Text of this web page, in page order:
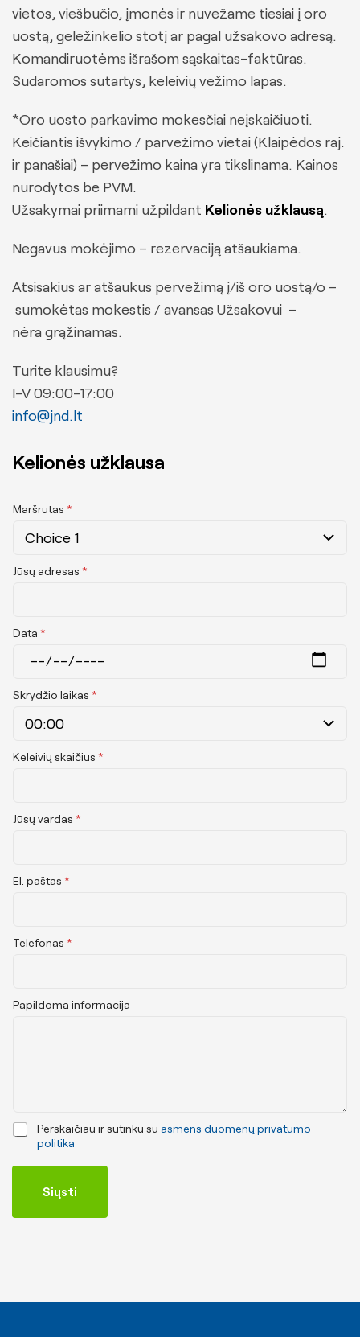
vietos, viešbučio, įmonės ir nuvežame tiesiai į oro
uostą, geležinkelio stotį ar pagal užsakovo adresą.
Komandiruotėms išrašom sąskaitas-faktūras.
Sudaromos sutartys, keleivių vežimo lapas.
*Oro uosto parkavimo mokesčiai neįskaičiuoti.
Keičiantis išvykimo / parvežimo vietai (Klaipėdos raj.
ir panašiai) – pervežimo kaina yra tikslinama. Kainos
nurodytos be PVM.
Užsakymai priimami užpildant Kelionės užklausą.
Negavus mokėjimo – rezervaciją atšaukiama.
Atsisakius ar atšaukus pervežimą į/iš oro uostą/o –
sumokėtas mokestis / avansas Užsakovui –
nėra grąžinamas.
Turite klausimu?
I-V 09:00-17:00
info@jnd.lt
Kelionės užklausa
Maršrutas *
Jūsų adresas *
Data *
Skrydžio laikas *
Keleivių skaičius *
Jūsų vardas *
El. paštas *
Telefonas *
Papildoma informacija
C
o
Perskaičiau ir sutinku su asmens duomenų privatumo
politika
Siųsti